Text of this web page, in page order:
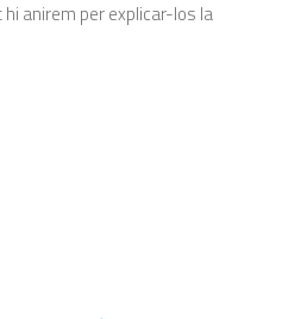
anirem per explicar-los la